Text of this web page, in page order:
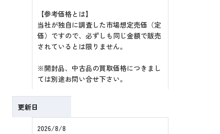
【参考価格とは】
当社が独自に調査した市場想定売価（定
価）ですので、必ずしも同じ金額で販売
されているとは限りません。
※開封品、中古品の買取価格につきまし
ては別途お問い合せ下さい。
更新日
2026/8/8